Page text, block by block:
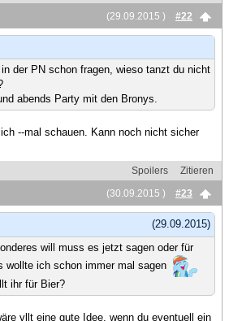
(29.09.2015 )
#22
der PN schon fragen, wieso tanzt du nicht
abends Party mit den Bronys.
--mal schauen. Kann noch nicht sicher
Spoilers
Zitieren
(30.09.2015 )
#23
(29.09.2015)
will muss es jetzt sagen oder für
wollte ich schon immer mal sagen
ihr für Bier?
vllt eine gute Idee, wenn du eventuell ein